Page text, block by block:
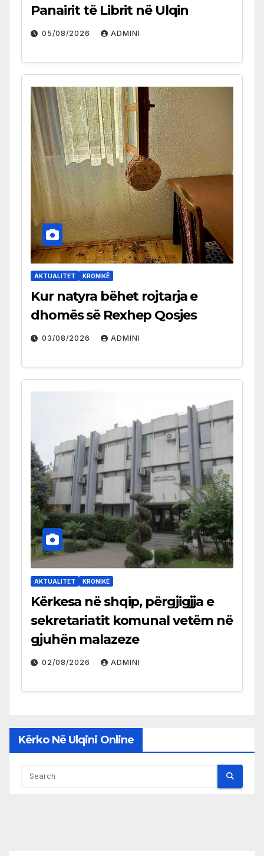
Panairit të Librit në Ulqin
05/08/2026 ADMINI
AKTUALITET KRONIKË
Kur natyra bëhet rojtarja e
dhomës së Rexhep Qosjes
03/08/2026 ADMINI
AKTUALITET KRONIKË
Kërkesa në shqip, përgjigjja e
sekretariatit komunal vetëm në
gjuhën malazeze
02/08/2026 ADMINI
Kërko Në Ulqini Online